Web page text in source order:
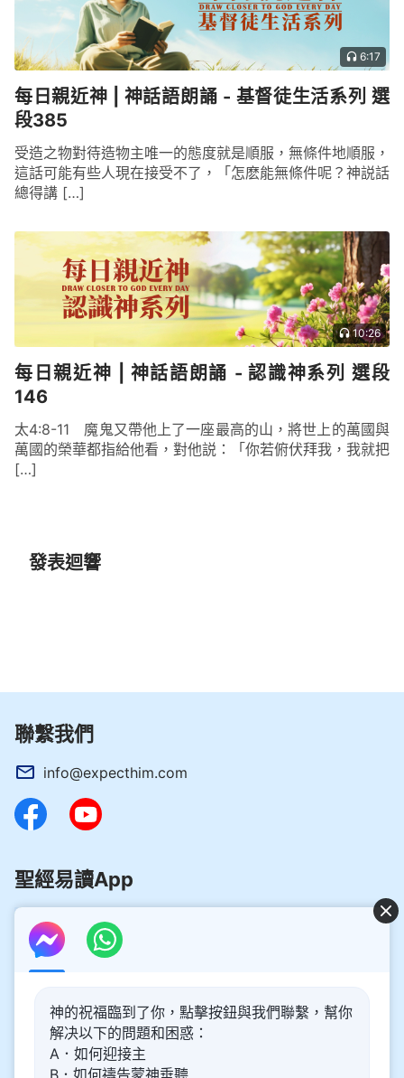
6:17
每日親近神 | 神話語朗誦 - 基督徒生活系列 選
段385
受造之物對待造物主唯一的態度就是順服，無條件地順服，
這話可能有些人現在接受不了，「怎麽能無條件呢？神説話
總得講 […]
10:26
每日親近神 | 神話語朗誦 - 認識神系列 選段
146
太4:8-11 魔鬼又帶他上了一座最高的山，將世上的萬國與
萬國的榮華都指給他看，對他説：「你若俯伏拜我，我就把
[…]
發表迴響
聯繫我們
info@expecthim.com
聖經易讀App
你想了解主再來的奥秘，喜迎主重歸嗎？以下内容將為你帶
來幫助。請點擊進入閲讀、觀看！
神的祝福臨到了你，點擊按鈕與我們聯繫，幫你
解决以下的問題和困惑：
A．如何迎接主
B．如何禱告蒙神垂聽